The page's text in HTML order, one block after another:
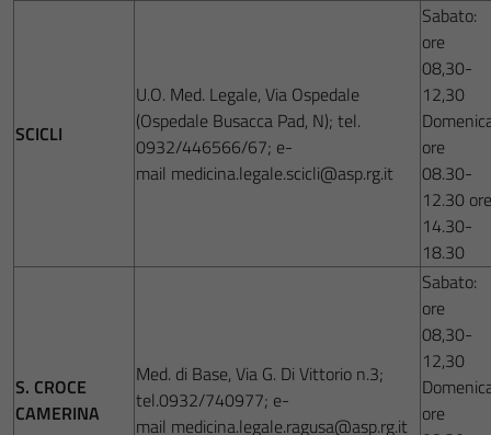
SCICLI
U.O. Med. Legale, Via Ospedale
(Ospedale Busacca Pad, N); tel.
0932/446566/67; e-
mail medicina.legale.scicli@asp.rg.it
Sabato:
ore
08,30-
12,30
ore
08.30-
12.30 ore
14.30-
18.30
S. CROCE
CAMERINA
Med. di Base, Via G. Di Vittorio n.3;
tel.0932/740977; e-
mail medicina.legale.ragusa@asp.rg.it
Sabato:
ore
08,30-
12,30
ore